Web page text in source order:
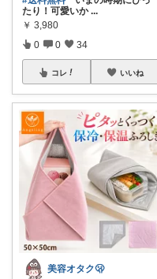
たり！可愛いか ...
￥ 3,980
0 0 34
コレ いいね
美容オタク🫢